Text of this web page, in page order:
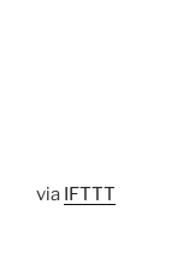
via IFTTT